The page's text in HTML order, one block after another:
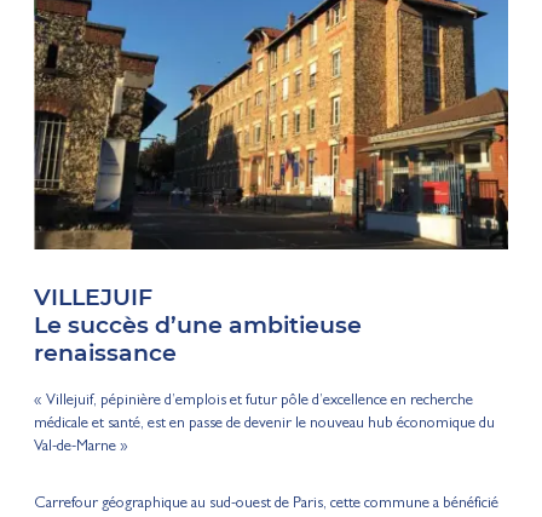
VILLEJUIF
Le succès d’une ambitieuse
renaissance
« Villejuif, pépinière d’emplois et futur pôle d’excellence en recherche
médicale et santé, est en passe de devenir le nouveau hub économique du
Val-de-Marne »
Carrefour géographique au sud-ouest de Paris, cette commune a bénéficié